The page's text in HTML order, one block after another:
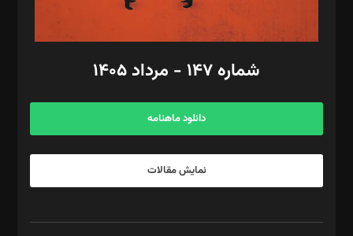
مد‌یر توسعه تجاری: کامبیز برید‌
امور مالی: شاپور رهبری، محمد‌ کاظمی‌نیا
آگهی و مشترکین: ۰۹۱۹۹۹۹۰۴۵۴
شماره ۱۴۷ - مرداد ۱۴۰۵
دانلود ماهنامه
نمایش مقالات